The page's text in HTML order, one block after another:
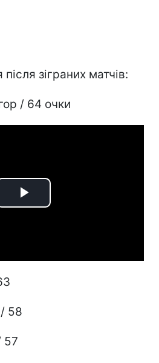
зіграних матчів:
/ 64 очки
Play
58
57